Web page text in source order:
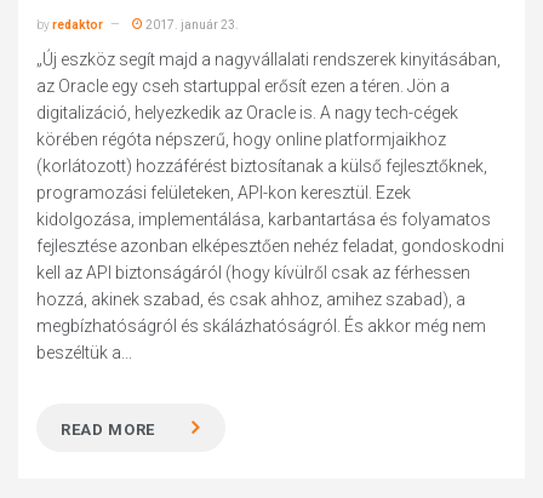
byredaktor 2017. január 23.
„Új eszköz segít majd a nagyvállalati rendszerek kinyitásában,
az Oracle egy cseh startuppal erősít ezen a téren. Jön a
digitalizáció, helyezkedik az Oracle is. A nagy tech-cégek
körében régóta népszerű, hogy online platformjaikhoz
(korlátozott) hozzáférést biztosítanak a külső fejlesztőknek,
programozási felületeken, API-kon keresztül. Ezek
kidolgozása, implementálása, karbantartása és folyamatos
fejlesztése azonban elképesztően nehéz feladat, gondoskodni
kell az API biztonságáról (hogy kívülről csak az férhessen
hozzá, akinek szabad, és csak ahhoz, amihez szabad), a
megbízhatóságról és skálázhatóságról. És akkor még nem
beszéltük a...
READ MORE